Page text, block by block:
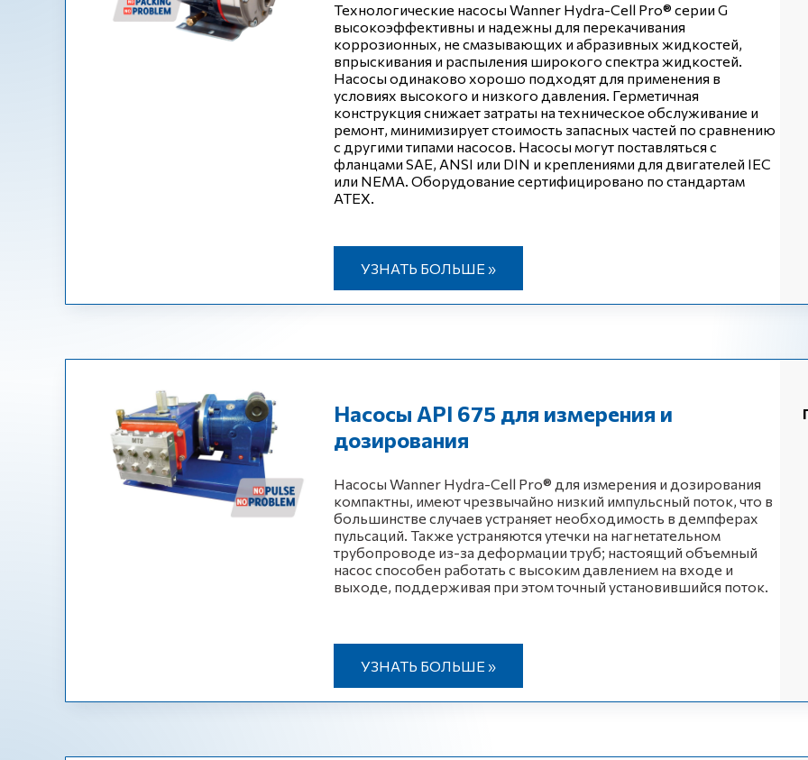
Технологические насосы Wanner Hydra-Cell Pro® серии G
высокоэффективны и надежны для перекачивания
коррозионных, не смазывающих и абразивных жидкостей,
впрыскивания и распыления широкого спектра жидкостей.
Насосы одинаково хорошо подходят для применения в
условиях высокого и низкого давления. Герметичная
конструкция снижает затраты на техническое обслуживание и
ремонт, минимизирует стоимость запасных частей по сравнению
с другими типами насосов. Насосы могут поставляться с
фланцами SAE, ANSI или DIN и креплениями для двигателей IEC
или NEMA. Оборудование сертифицировано по стандартам
ATEX.
УЗНАТЬ БОЛЬШЕ »
Насосы API 675 для измерения и
дозирования
Насосы Wanner Hydra-Cell Pro® для измерения и дозирования
компактны, имеют чрезвычайно низкий импульсный поток, что в
большинстве случаев устраняет необходимость в демпферах
пульсаций. Также устраняются утечки на нагнетательном
трубопроводе из-за деформации труб; настоящий объемный
насос способен работать с высоким давлением на входе и
выходе, поддерживая при этом точный установившийся поток.
УЗНАТЬ БОЛЬШЕ »